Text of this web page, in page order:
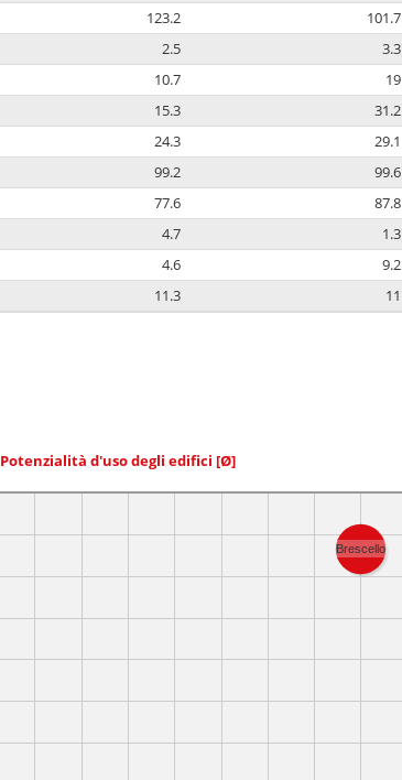
123.2 101.7
2.5 3.3
10.7 19
15.3 31.2
24.3 29.1
99.2 99.6
77.6 87.8
4.7 1.3
4.6 9.2
11.3 11
Potenzialità d'uso degli edifici [Ø]
Brescello